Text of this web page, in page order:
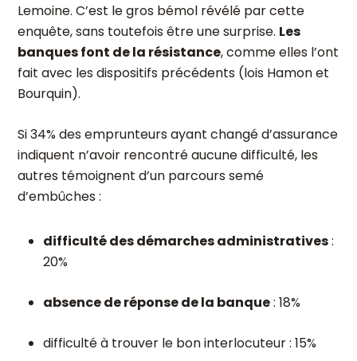
Lemoine. C’est le gros bémol révélé par cette
enquête, sans toutefois être une surprise. Les
banques font de la résistance, comme elles l’ont
fait avec les dispositifs précédents (lois Hamon et
Bourquin).
Si 34% des emprunteurs ayant changé d’assurance
indiquent n’avoir rencontré aucune difficulté, les
autres témoignent d’un parcours semé
d’embûches :
difficulté des démarches administratives:
20%
absence de réponse de la banque: 18%
difficulté à trouver le bon interlocuteur : 15%